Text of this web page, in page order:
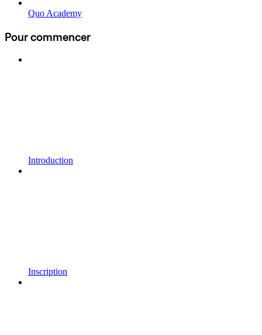
Quo Academy
Pour commencer
Introduction
Inscription